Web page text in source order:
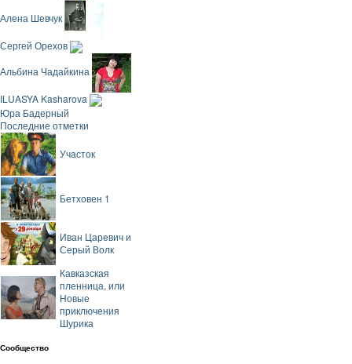
Алена Шевчук
Сергей Орехов
Альбина Чадайкина
ILUASYA Kasharova
Юра Бадерный
Последние отметки
Участок
Бетховен 1
Иван Царевич и
Серый Волк
Кавказская
пленница, или
Новые
приключения
Шурика
Сообщество